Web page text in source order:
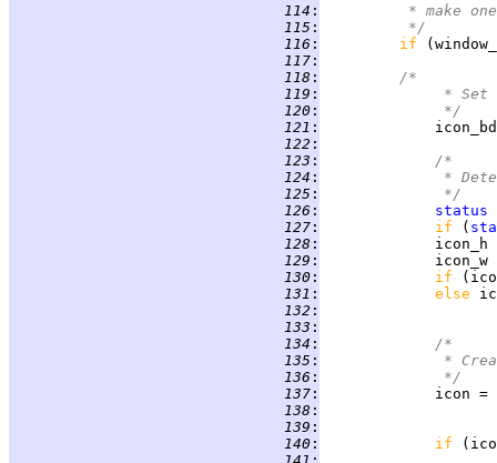
114 :
* make
115 :
         */
116 : if
117 :
118 :
/*
119 :
* Set
120 :
             */
121 :
122 :
123 :
/*
124 :
*
125 :
             */
126 : status
127 : if (
128 :
icon_h
129 :
130 : if
131 : else
132 :
133 :
134 :
/*
135 :
*
136 :
             */
137 :
             icon =
138 :
139 :
140 : if